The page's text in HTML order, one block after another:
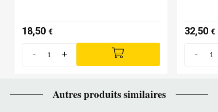
18,50 €
- +
32,50 €
-
Autres produits similaires